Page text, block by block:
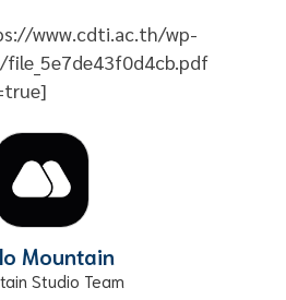
www.cdti.ac.th/wp-
Mountain
Studio Team